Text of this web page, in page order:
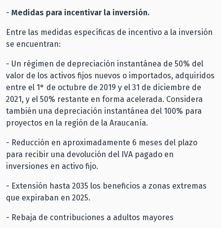
- Medidas para incentivar la inversión.
Entre las medidas específicas de incentivo a la inversión
se encuentran:
- Un régimen de depreciación instantánea de 50% del
valor de los activos fijos nuevos o importados, adquiridos
entre el 1° de octubre de 2019 y el 31 de diciembre de
2021, y el 50% restante en forma acelerada. Considera
también una depreciación instantánea del 100% para
proyectos en la región de la Araucanía.
- Reducción en aproximadamente 6 meses del plazo
para recibir una devolución del IVA pagado en
inversiones en activo fijo.
- Extensión hasta 2035 los beneficios a zonas extremas
que expiraban en 2025.
- Rebaja de contribuciones a adultos mayores